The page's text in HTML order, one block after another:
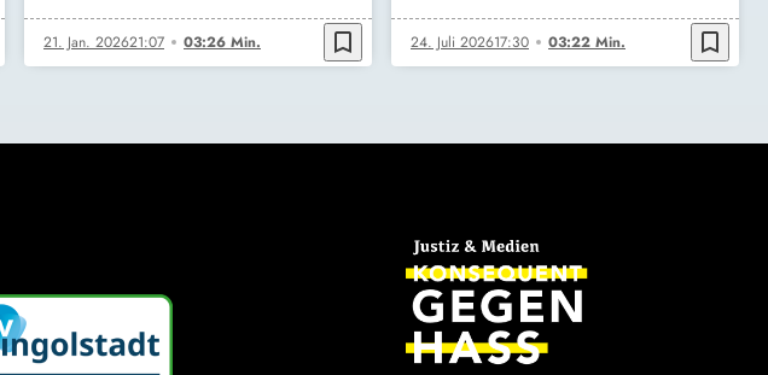
21. Jan. 202621:07 03:26 Min. bookmark_border 24. Juli 202617:30 03:22 Min. bookmark_border